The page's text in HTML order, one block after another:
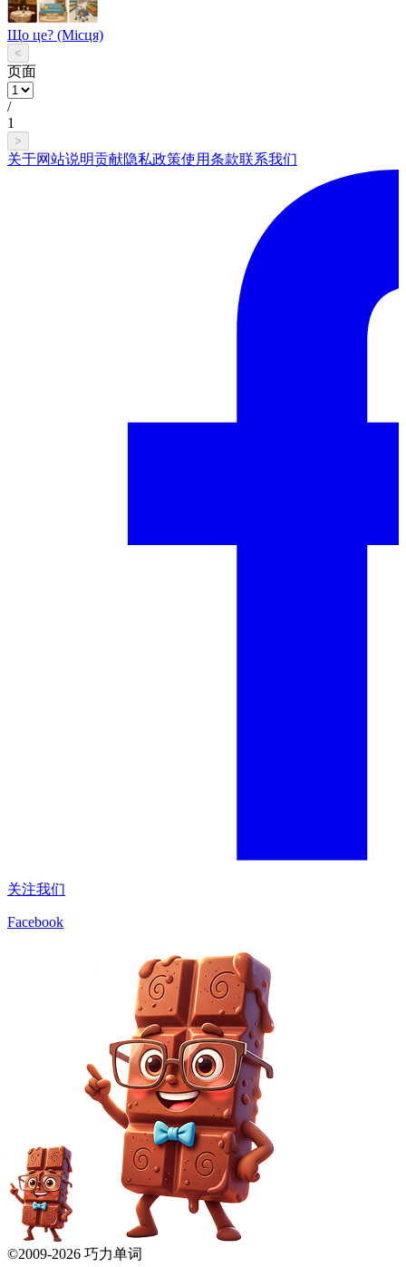
Що це? (Місця)
<
页面
/
1
>
关于网站说明贡献隐私政策使用条款联系我们
关注我们
Facebook
©2009-2026 巧力单词